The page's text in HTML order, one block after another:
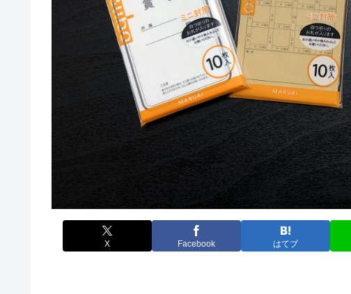
X Facebook はてブ